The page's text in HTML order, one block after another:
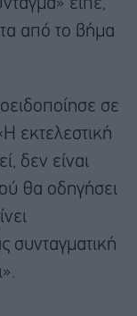
είπε,
από το βήμα
σε
εκτελεστική
δεν είναι
θα οδηγήσει
συνταγματική